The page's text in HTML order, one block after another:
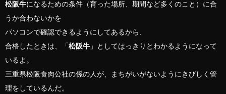
松阪牛になるための条件（育った場所、期間など多くのこと）に合
うか合わないかを
パソコンで確認できるようにしてあるから、
合格したときは、「松阪牛 」としてはっきりとわかるようになって
いるよ。
三重県松阪食肉公社の係の人が、まちがいがないようにきびしく管
理をしているんだ。